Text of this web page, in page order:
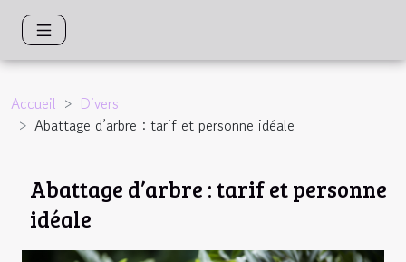
Accueil
Divers
Abattage d’arbre : tarif et personne idéale
Abattage d’arbre : tarif et personne
idéale